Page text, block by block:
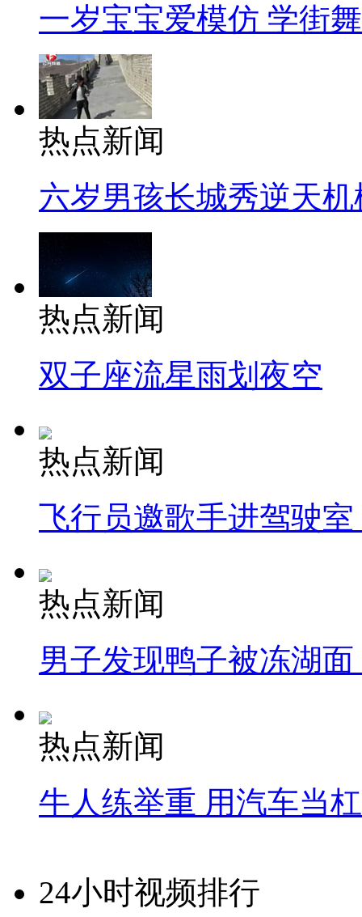
一岁宝宝爱模仿 学街
热点新闻
六岁男孩长城秀逆天机
热点新闻
双子座流星雨划夜空
热点新闻
飞行员邀歌手进驾驶
热点新闻
男子发现鸭子被冻湖
热点新闻
牛人练举重 用汽车当
24小时视频排行